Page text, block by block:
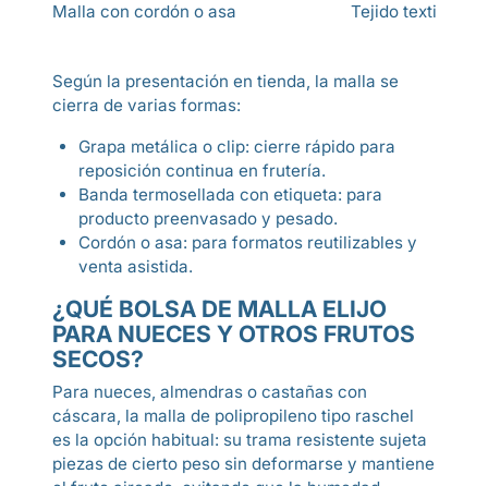
Malla con cordón o asa
Tejido textil
Según la presentación en tienda, la malla se
cierra de varias formas:
Grapa metálica o clip: cierre rápido para
reposición continua en frutería.
Banda termosellada con etiqueta: para
producto preenvasado y pesado.
Cordón o asa: para formatos reutilizables y
venta asistida.
¿QUÉ BOLSA DE MALLA ELIJO
PARA NUECES Y OTROS FRUTOS
SECOS?
Para nueces, almendras o castañas con
cáscara, la malla de polipropileno tipo raschel
es la opción habitual: su trama resistente sujeta
piezas de cierto peso sin deformarse y mantiene